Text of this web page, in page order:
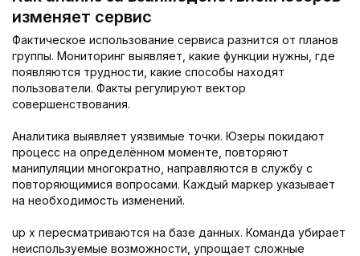
изменяет сервис
Фактическое использование сервиса разнится от планов
группы. Мониторинг выявляет, какие функции нужны, где
появляются трудности, какие способы находят
пользователи. Факты регулируют вектор
совершенствования.
Аналитика выявляет уязвимые точки. Юзеры покидают
процесс на определённом моменте, повторяют
манипуляции многократно, направляются в службу с
повторяющимися вопросами. Каждый маркер указывает
на необходимость изменений.
up x пересматриваются на базе данных. Команда убирает
неиспользуемые возможности, упрощает сложные